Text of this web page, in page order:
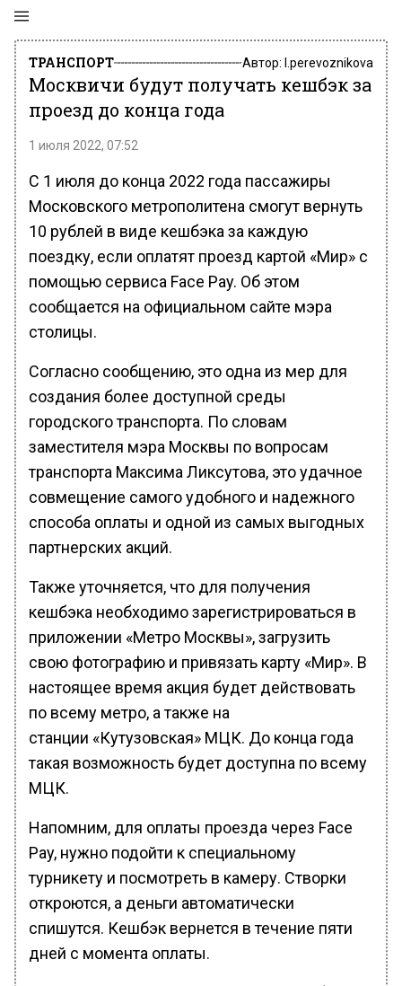
ТРАНСПОРТ Автор: l.perevoznikova
Москвичи будут получать кешбэк за
проезд до конца года
1 июля 2022, 07:52
С 1 июля до конца 2022 года пассажиры
Московского метрополитена смогут вернуть
10 рублей в виде кешбэка за каждую
поездку, если оплатят проезд картой «Мир» с
помощью сервиса Face Pay. Об этом
сообщается на официальном сайте мэра
столицы.
Согласно сообщению, это одна из мер для
создания более доступной среды
городского транспорта. По словам
заместителя мэра Москвы по вопросам
транспорта Максима Ликсутова, это удачное
совмещение самого удобного и надежного
способа оплаты и одной из самых выгодных
партнерских акций.
Также уточняется, что для получения
кешбэка необходимо зарегистрироваться в
приложении «Метро Москвы»‎, загрузить
свою фотографию и привязать карту «Мир». В
настоящее время акция будет действовать
по всему метро, а также на
станции «Кутузовская» МЦК. До конца года
такая возможность будет доступна по всему
МЦК.
Напомним, для оплаты проезда через Face
Pay, нужно подойти к специальному
турникету и посмотреть в камеру. Створки
откроются, а деньги автоматически
спишутся. Кешбэк вернется в течение пяти
дней с момента оплаты.